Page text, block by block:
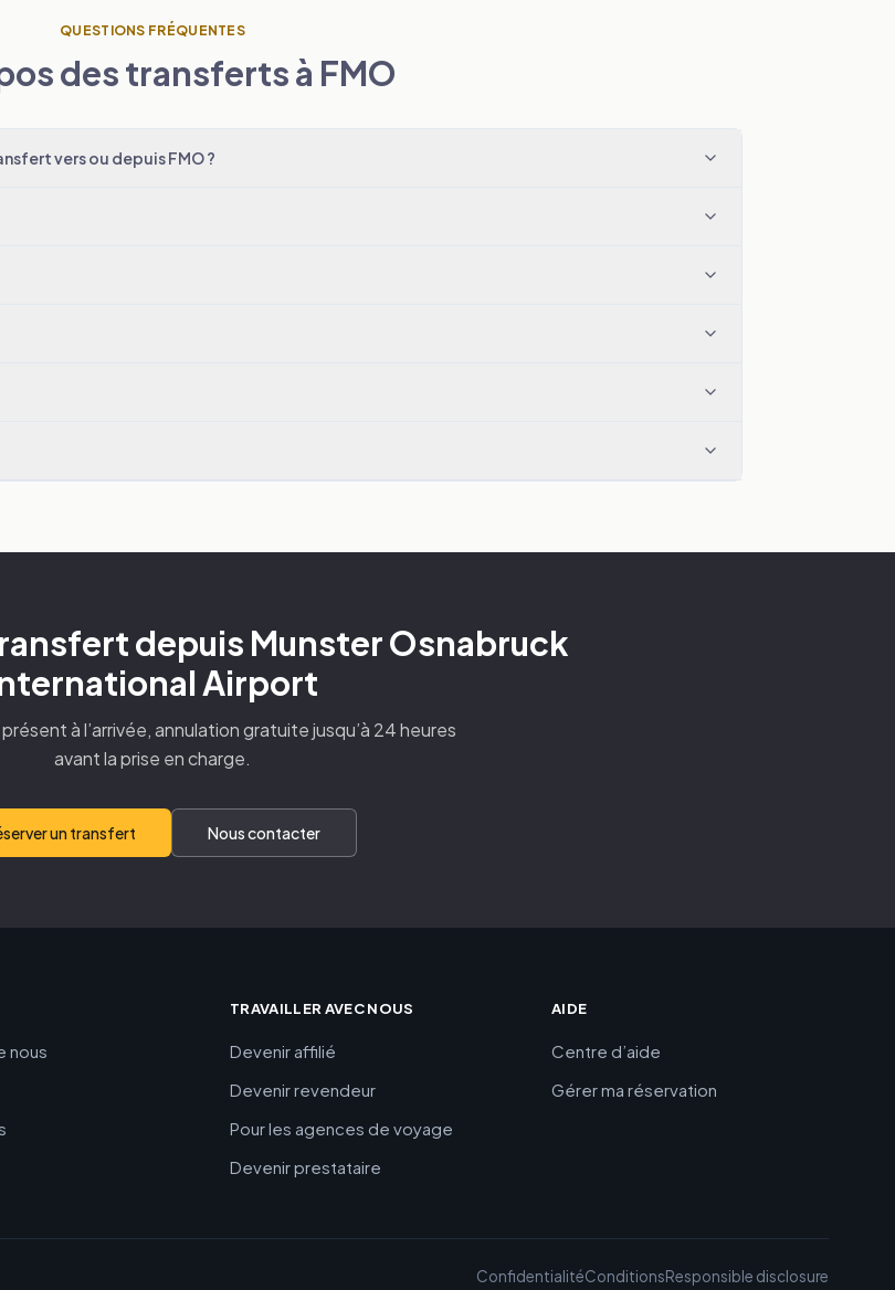
QUESTIONS FRÉQUENTES
des transferts à FMO
vers ou depuis FMO ?
depuis Munster Osnabruck
Airport
à l’arrivée, annulation gratuite jusqu’à 24 heures
avant la prise en charge.
un transfert Nous contacter
nous
TRAVAILLER AVEC NOUS
Devenir affilié
Devenir revendeur
Pour les agences de voyage
Devenir prestataire
AIDE
Centre d’aide
Gérer ma réservation
ConfidentialitéConditionsResponsible disclosure